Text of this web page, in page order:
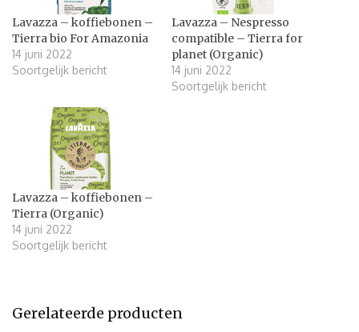
Lavazza – koffiebonen –
Tierra bio For Amazonia
14 juni 2022
Soortgelijk bericht
Lavazza – Nespresso
compatible – Tierra for
planet (Organic)
14 juni 2022
Soortgelijk bericht
Lavazza – koffiebonen –
Tierra (Organic)
14 juni 2022
Soortgelijk bericht
Gerelateerde producten